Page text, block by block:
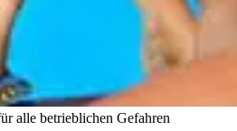
alle betrieblichen Gefahren